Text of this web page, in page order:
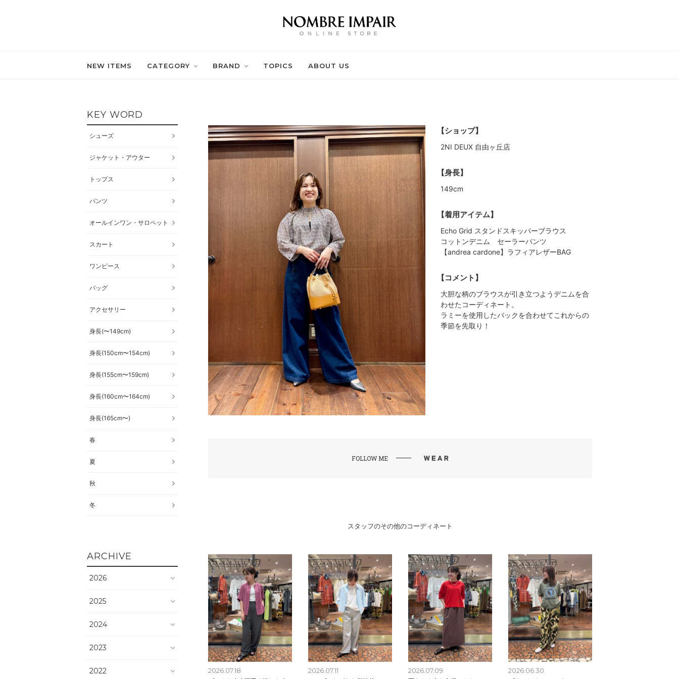
NEW ITEMS CATEGORY BRAND TOPICS ABOUT US
【ショップ】
2NI DEUX 自由ヶ丘店
【身長】
149cm
【着用アイテム】
Echo Grid スタンドスキッパーブラウス
コットンデニム セーラーパンツ
【andrea cardone】ラフィアレザーBAG
【コメント】
大胆な柄のブラウスが引き立つようデニムを合
わせたコーディネート。
ラミーを使用したバックを合わせてこれからの
季節を先取り！
FOLLOW ME
スタッフのその他のコーディネート
2026.07.18 2026.07.11 2026.07.09 2026.06.30
KEY WORD
シューズ
ジャケット・アウター
トップス
パンツ
オールインワン・サロペット
スカート
ワンピース
バッグ
アクセサリー
身長(〜149cm)
身長(150cm〜154cm)
身長(155cm〜159cm)
身長(160cm〜164cm)
身長(165cm〜)
春
夏
秋
冬
ARCHIVE
2026
2025
2024
2023
2022